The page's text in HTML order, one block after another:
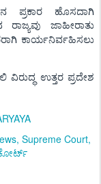
ಪ್ರಕಾರ ಹೊಸದಾಗಿ
ರಾಜ್ಯವು ಜಾಹೀರಾತು
ಕಾರ್ಯನಿರ್ವಹಿಸಲು
ವಿರುದ್ಧ ಉತ್ತರ ಪ್ರದೇಶ
Supreme Court